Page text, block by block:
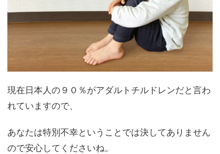
現在日本人の９０％がアダルトチルドレンだと言わ
れていますので、
あなたは特別不幸ということでは決してありません
ので安心してくださいね。